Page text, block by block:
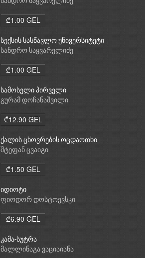
₾1.00 GEL
სექსის სასწავლო უნივერსიტეტი
სანდრო საყვარელიძე
₾1.00 GEL
სამოსელი პირველი
გურამ დოჩანაშვილი
₾12.90 GEL
ქალის ცხოვრების ოცდაოთხი
საათი
შტეფან ცვაიგი
₾1.50 GEL
იდიოტი
ფიოდორ დოსტოევსკი
₾6.90 GEL
კამა-სუტრა
მალლინაგა ვაციაიანა